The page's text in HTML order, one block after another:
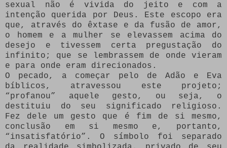
sexual não é vivida do jeito e com a
intenção querida por Deus. Este escopo era
que, através do êxtase e da fusão de amor,
o homem e a mulher se elevassem acima do
desejo e tivessem certa pregustação do
infinito; que se lembrassem de onde vieram
e para onde eram direcionados.
O pecado, a começar pelo de Adão e Eva
bíblicos, atravessou este projeto;
“profanou” aquele gesto, ou seja, o
destituiu do seu significado religioso.
Fez dele um gesto que é fim de si mesmo,
conclusão em si mesmo e, portanto,
“insatisfatório”. O símbolo foi separado